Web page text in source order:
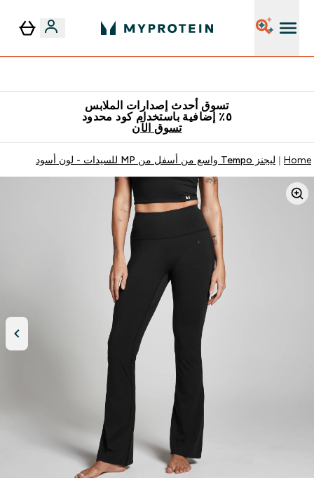
تسوق أحدث إصدارات الملابس
٥٪ إضافية باستخدام كود محدود
تسوق الآن
Home ليجنز Tempo واسع من أسفل من MP للسيدات - لون أسود